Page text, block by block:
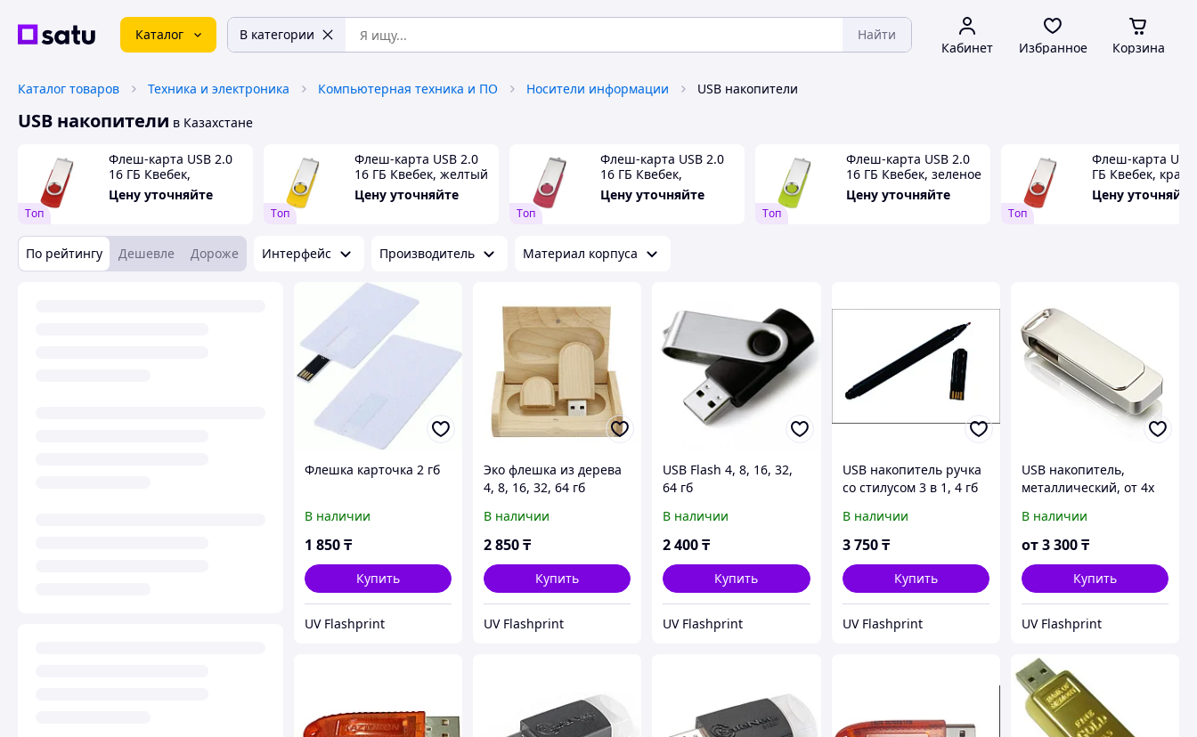
Каталог В категории Найти
Кабинет Избранное Корзина
Каталог товаров Техника и электроника Компьютерная техника и ПО Носители информации USB накопители
USB накопители в Казахстане
Tоп
Флеш-карта USB 2.0
16 ГБ Квебек,
красный
Цену уточняйте
Tоп
Флеш-карта USB 2.0
16 ГБ Квебек, желтый
Цену уточняйте
Tоп
Флеш-карта USB 2.0
16 ГБ Квебек,
розовый
Цену уточняйте
Tоп
Флеш-карта USB 2.0
16 ГБ Квебек, зеленое
яблоко
Цену уточняйте
Tоп
Флеш-карта USB
ГБ Квебек,
Цену уточняйте
По рейтингу Дешевле Дороже Интерфейс Производитель Материал корпуса
Флешка карточка 2 гб
В наличии
1 850₸
Купить
UV Flashprint
Эко флешка из дерева
4, 8, 16, 32, 64 гб
В наличии
2 850₸
Купить
UV Flashprint
USB Flash 4, 8, 16, 32,
64 гб
В наличии
2 400₸
Купить
UV Flashprint
USB накопитель ручка
со стилусом 3 в 1, 4 гб
В наличии
3 750 ₸
Купить
UV Flashprint
USB накопитель,
металлический, от 4х
В наличии
от3 300₸
Купить
UV Flashprint